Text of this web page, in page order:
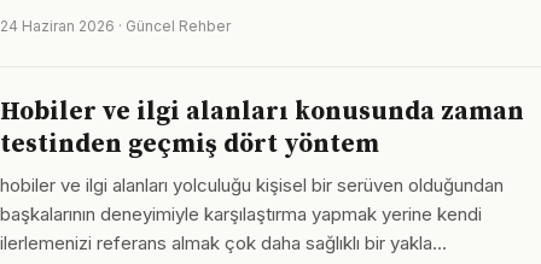
24 Haziran 2026 · Güncel Rehber
Hobiler ve ilgi alanları konusunda zaman
testinden geçmiş dört yöntem
hobiler ve ilgi alanları yolculuğu kişisel bir serüven olduğundan
başkalarının deneyimiyle karşılaştırma yapmak yerine kendi
ilerlemenizi referans almak çok daha sağlıklı bir yakla…